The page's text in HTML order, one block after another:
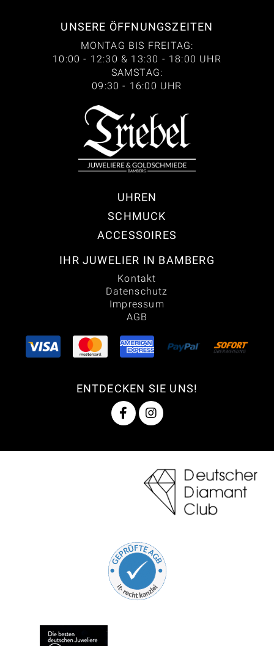
UNSERE ÖFFNUNGSZEITEN
MONTAG BIS FREITAG:
10:00 - 12:30 & 13:30 - 18:00 UHR
SAMSTAG:
09:30 - 16:00 UHR
UHREN
SCHMUCK
ACCESSOIRES
IHR JUWELIER IN BAMBERG
Kontakt
Datenschutz
Impressum
AGB
ENTDECKEN SIE UNS!